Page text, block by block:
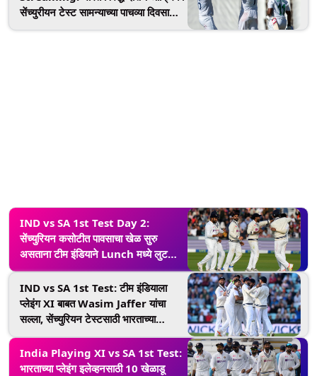
सेंच्युरीयन टेस्ट सामन्याच्या पाचव्या दिवसाचे
IND vs SA 1st Test Day 2:
सेंच्युरियन कसोटीत पावसाचा खेळ सुरु
असताना टीम इंडियाने Lunch मध्ये लुटला
तोंडाला पाणी सुटेल अशा पदार्थांचा आस्वाद;
पाहा Photo
IND vs SA 1st Test: टीम इंडियाला
प्लेइंग XI बाबत Wasim Jaffer यांचा
सल्ला, सेंच्युरियन टेस्टसाठी भारताच्या
संघरचनेवर केला खुलासा
India Playing XI vs SA 1st Test:
भारताच्या प्लेइंग इलेव्हनसाठी 10 खेळाडू